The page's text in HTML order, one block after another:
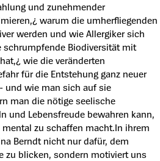
und zunehmender
warum die umherfliegenden
werden und wie Allergiker sich
schrumpfende Biodiversität mit
wie die veränderten
für die Entstehung ganz neuer
und wie man sich auf sie
man die nötige seelische
und Lebensfreude bewahren kann,
zu schaffen macht.In ihrem
Berndt nicht nur dafür, dem
zu blicken, sondern motiviert uns